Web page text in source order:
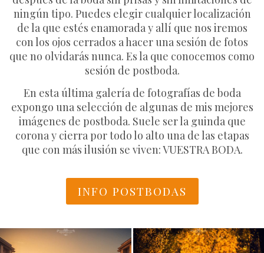
ningún tipo. Puedes elegir cualquier localización
de la que estés enamorada y allí que nos iremos
con los ojos cerrados a hacer una sesión de fotos
que no olvidarás nunca. Es la que conocemos como
sesión de postboda.
En esta última galería de fotografías de boda
expongo una selección de algunas de mis mejores
imágenes de postboda. Suele ser la guinda que
corona y cierra por todo lo alto una de las etapas
que con más ilusión se viven: VUESTRA BODA.
INFO POSTBODAS